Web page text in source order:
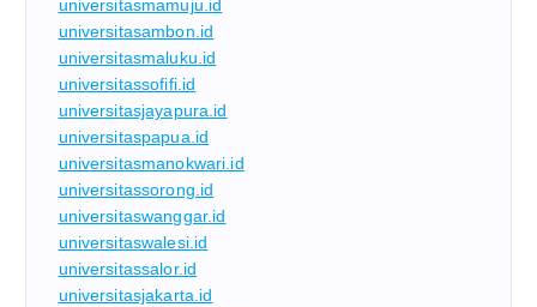
universitasmamuju.id
universitasambon.id
universitasmaluku.id
universitassofifi.id
universitasjayapura.id
universitaspapua.id
universitasmanokwari.id
universitassorong.id
universitaswanggar.id
universitaswalesi.id
universitassalor.id
universitasjakarta.id